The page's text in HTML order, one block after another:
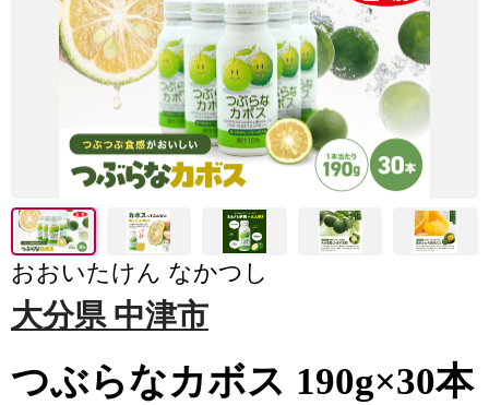
おおいたけん なかつし
大分県 中津市
つぶらなカボス 190g×30本